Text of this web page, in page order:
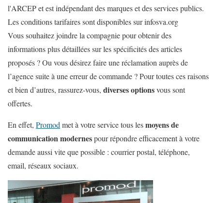
l'ARCEP et est indépendant des marques et des services publics.
Les conditions tarifaires sont disponibles sur infosva.org
Vous souhaitez joindre la compagnie pour obtenir des
informations plus détaillées sur les spécificités des articles
proposés ? Ou vous désirez faire une réclamation auprès de
l’agence suite à une erreur de commande ? Pour toutes ces raisons
et bien d’autres, rassurez-vous, diverses optionsvous sont
offertes.
En effet, Promod met à votre service tous lesmoyens de
communication modernespour répondre efficacement à votre
demande aussi vite que possible : courrier postal, téléphone,
email, réseaux sociaux.